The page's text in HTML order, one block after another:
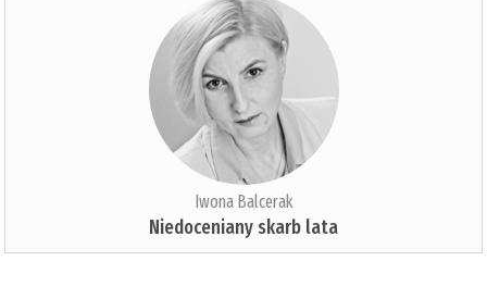
Iwona Balcerak
Niedoceniany skarb lata